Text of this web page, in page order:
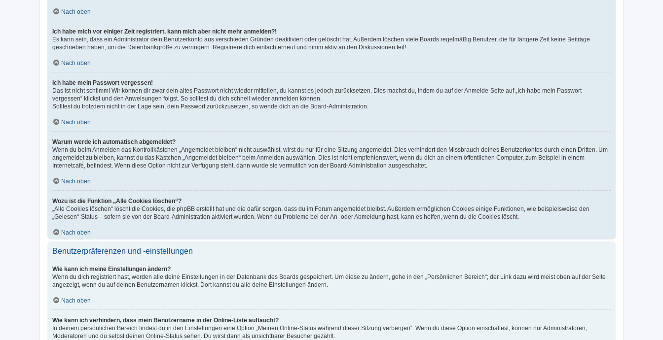
Nach oben
Ich habe mich vor einiger Zeit registriert, kann mich aber nicht mehr anmelden?!
Es kann sein, dass ein Administrator dein Benutzerkonto aus verschieden Gründen deaktiviert oder gelöscht hat. Außerdem löschen viele Boards regelmäßig Benutzer, die für längere Zeit keine Beiträge
geschrieben haben, um die Datenbankgröße zu verringern. Registriere dich einfach erneut und nimm aktiv an den Diskussionen teil!
Nach oben
Ich habe mein Passwort vergessen!
Das ist nicht schlimm! Wir können dir zwar dein altes Passwort nicht wieder mitteilen, du kannst es jedoch zurücksetzen. Dies machst du, indem du auf der Anmelde-Seite auf „Ich habe mein Passwort
vergessen“ klickst und den Anweisungen folgst. So solltest du dich schnell wieder anmelden können.
Solltest du trotzdem nicht in der Lage sein, dein Passwort zurückzusetzen, so wende dich an die Board-Administration.
Nach oben
Warum werde ich automatisch abgemeldet?
Wenn du beim Anmelden das Kontrollkästchen „Angemeldet bleiben“ nicht auswählst, wirst du nur für eine Sitzung angemeldet. Dies verhindert den Missbrauch deines Benutzerkontos durch einen Dritten. Um
angemeldet zu bleiben, kannst du das Kästchen „Angemeldet bleiben“ beim Anmelden auswählen. Dies ist nicht empfehlenswert, wenn du dich an einem öffentlichen Computer, zum Beispiel in einem
Internetcafé, befindest. Wenn diese Option nicht zur Verfügung steht, dann wurde sie vermutlich von der Board-Administration ausgeschaltet.
Nach oben
Wozu ist die Funktion „Alle Cookies löschen“?
„Alle Cookies löschen“ löscht die Cookies, die phpBB erstellt hat und die dafür sorgen, dass du im Forum angemeldet bleibst. Außerdem ermöglichen Cookies einige Funktionen, wie beispielsweise den
„Gelesen“-Status – sofern sie von der Board-Administration aktiviert wurden. Wenn du Probleme bei der An- oder Abmeldung hast, kann es helfen, wenn du die Cookies löscht.
Nach oben
Benutzerpräferenzen und -einstellungen
Wie kann ich meine Einstellungen ändern?
Wenn du dich registriert hast, werden alle deine Einstellungen in der Datenbank des Boards gespeichert. Um diese zu ändern, gehe in den „Persönlichen Bereich“; der Link dazu wird meist oben auf der Seite
angezeigt, wenn du auf deinen Benutzernamen klickst. Dort kannst du alle deine Einstellungen ändern.
Nach oben
Wie kann ich verhindern, dass mein Benutzername in der Online-Liste auftaucht?
In deinem persönlichen Bereich findest du in den Einstellungen eine Option „Meinen Online-Status während dieser Sitzung verbergen“. Wenn du diese Option einschaltest, können nur Administratoren,
Moderatoren und du selbst deinen Online-Status sehen. Du wirst dann als unsichtbarer Besucher gezählt.